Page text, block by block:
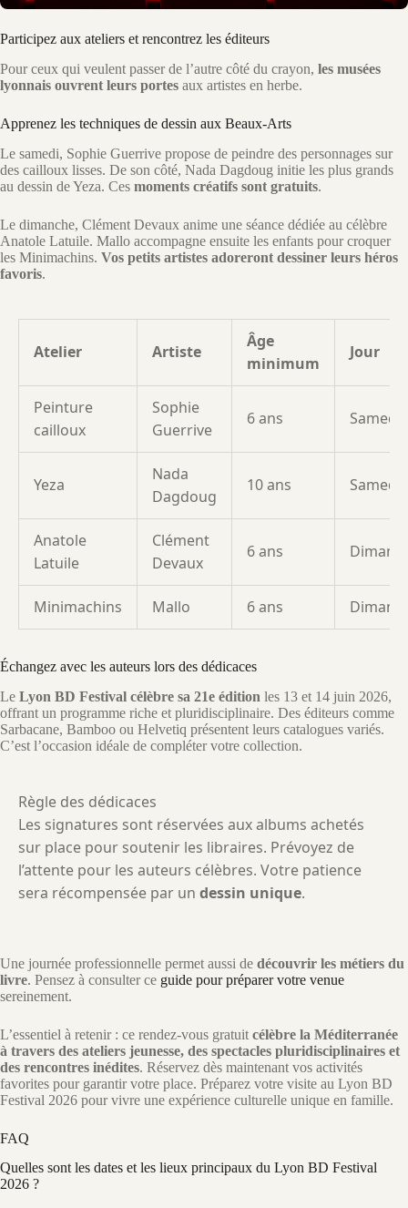
Participez aux ateliers et rencontrez les éditeurs
Pour ceux qui veulent passer de l’autre côté du crayon, les musées
lyonnais ouvrent leurs portes aux artistes en herbe.
Apprenez les techniques de dessin aux Beaux-Arts
Le samedi, Sophie Guerrive propose de peindre des personnages sur
des cailloux lisses. De son côté, Nada Dagdoug initie les plus grands
au dessin de Yeza. Ces moments créatifs sont gratuits.
Le dimanche, Clément Devaux anime une séance dédiée au célèbre
Anatole Latuile. Mallo accompagne ensuite les enfants pour croquer
les Minimachins. Vos petits artistes adoreront dessiner leurs héros
favoris.
Atelier Artiste
Âge
minimum
Jour
Peinture
cailloux
Sophie
Guerrive
6 ans Samedi
Yeza
Nada
Dagdoug
10 ans Samedi
Anatole
Latuile
Clément
Devaux
6 ans
Minimachins Mallo 6 ans
Échangez avec les auteurs lors des dédicaces
Le Lyon BD Festival célèbre sa 21e édition les 13 et 14 juin 2026,
offrant un programme riche et pluridisciplinaire. Des éditeurs comme
Sarbacane, Bamboo ou Helvetiq présentent leurs catalogues variés.
C’est l’occasion idéale de compléter votre collection.
Règle des dédicaces
Les signatures sont réservées aux albums achetés
sur place pour soutenir les libraires. Prévoyez de
l’attente pour les auteurs célèbres. Votre patience
sera récompensée par un dessin unique.
Une journée professionnelle permet aussi de découvrir les métiers du
livre. Pensez à consulter ce guide pour préparer votre venue
sereinement.
L’essentiel à retenir : ce rendez-vous gratuit célèbre la Méditerranée
à travers des ateliers jeunesse, des spectacles pluridisciplinaires et
des rencontres inédites. Réservez dès maintenant vos activités
favorites pour garantir votre place. Préparez votre visite au Lyon BD
Festival 2026 pour vivre une expérience culturelle unique en famille.
FAQ
Quelles sont les dates et les lieux principaux du Lyon BD Festival
2026 ?